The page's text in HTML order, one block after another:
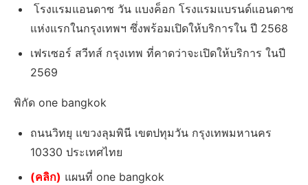
โรงแรมแอนดาซ วัน แบงค็อก โรงแรมแบรนด์แอนดาซ
แห่งแรกในกรุงเทพฯ ซึ่งพร้อมเปิดให้บริการใน ปี 2568
เฟรเซอร์ สวีทส์ กรุงเทพ ที่คาดว่าจะเปิดให้บริการ ในปี
2569
พิกัด one bangkok
ถนนวิทยุ แขวงลุมพินี เขตปทุมวัน กรุงเทพมหานคร
10330 ประเทศไทย
(คลิก) แผนที่ one bangkok